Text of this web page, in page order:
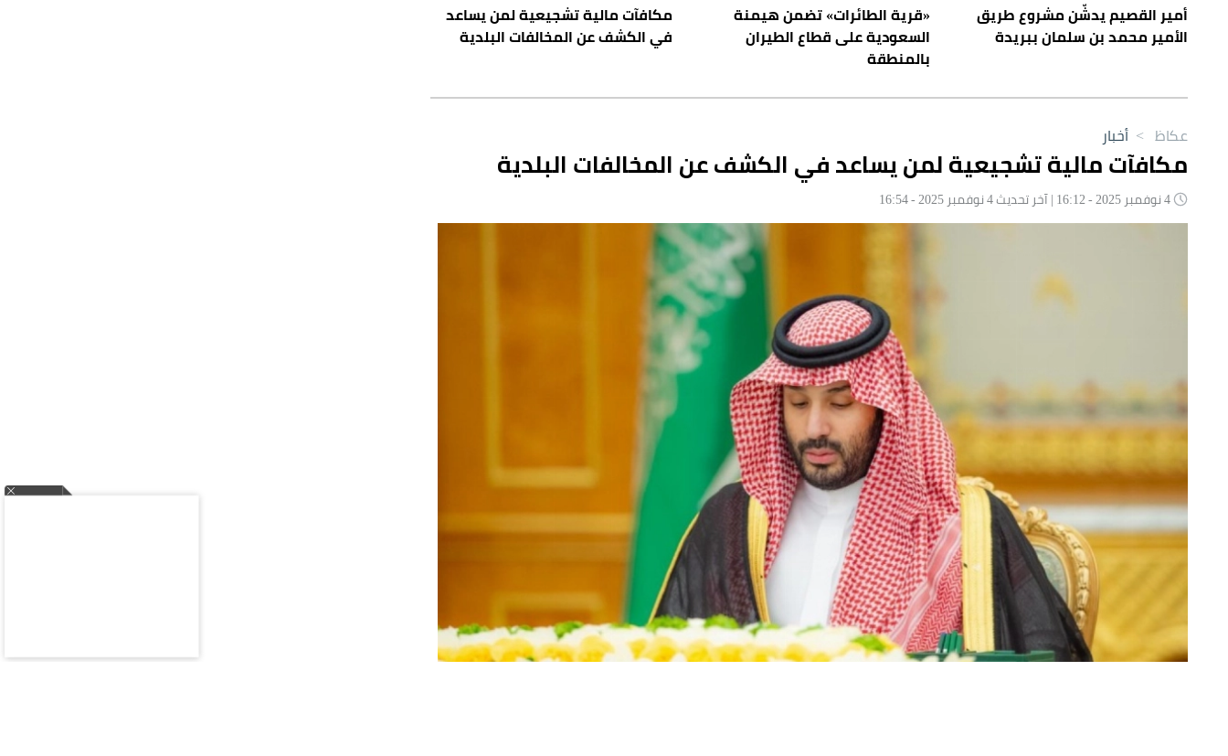
أمير القصيم يدشّن مشروع طريق
الأمير محمد بن سلمان ببريدة
«قرية الطائرات» تضمن هيمنة
السعودية على قطاع الطيران
بالمنطقة
مكافآت مالية تشجيعية لمن يساعد
في الكشف عن المخالفات البلدية
عكاظ > أخبار
مكافآت مالية تشجيعية لمن يساعد في الكشف عن المخالفات البلدية